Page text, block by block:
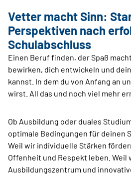
Vetter macht Sinn:
Perspektiven nach
Schulabschluss
Einen Beruf finden, der Spaß
bewirken, dich entwickeln und
kannst. In dem du von Anfang an
wirst. All das und noch viel mehr
Ob Ausbildung oder duales
optimale Bedingungen für deinen
Weil wir individuelle Stärken
Offenheit und Respekt leben. Weil
Ausbildungszentrum und